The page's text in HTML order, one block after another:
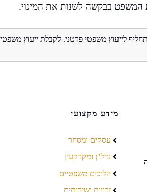
המשפט בבקשה לשנות את המינוי.
לייעוץ משפטי פרטני. לקבלת ייעוץ משפטי
מידע מקצועי
עסקים ומסחר
נדל"ן ומקרקעין
הליכים משפטיים